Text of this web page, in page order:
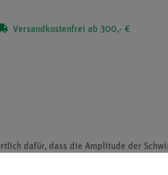
Versandkostenfrei ab 300,- €
dafür, dass die Amplitude der